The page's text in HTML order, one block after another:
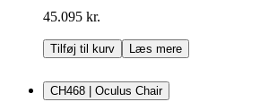
45.095 kr.
Tilføj til kurv Læs mere
CH468 | Oculus Chair